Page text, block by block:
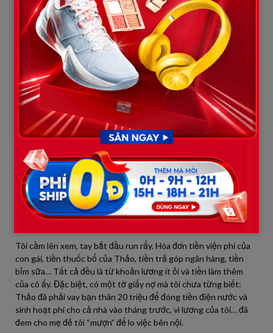
Vừa bước vào sân, thấy bố vợ đang ngồi tưới cây, tôi chẳng chào
hỏi lấy một câu mà gào lên: — “Bố xem lại con gái bố đi! Nó ích
kỷ, hẹp hòi đến mức em chồng đi đẻ cũng không thèm giúp một
xu. Giờ nó còn dám khóa két, coi thường cả lời nói của con!”
Bố vợ tôi chậm rãi đặt bình tưới nước xuống, ông không giận dữ
như tôi tưởng. Ông nhìn tôi bằng ánh mắt thất vọng cùng cực,
rồi ra hiệu cho tôi vào nhà. Trên bàn phòng khách, ông đẩy về
phía tôi một xấp hóa đơn và một cuốn sổ ghi chép nhỏ.
— “Anh xem đi, đây là những gì Thảo đã trả trong hai tháng qua.”
Tôi cầm lên xem, tay bắt đầu run rẩy. Hóa đơn tiền viện phí của
con gái, tiền thuốc bổ của Thảo, tiền trả góp ngân hàng, tiền
bỉm sữa… Tất cả đều là từ khoản lương ít ỏi và tiền làm thêm
của cô ấy. Đặc biệt, có một tờ giấy nợ mà tôi chưa từng biết:
Thảo đã phải vay bạn thân 20 triệu để đóng tiền điện nước và
sinh hoạt phí cho cả nhà vào tháng trước, vì lương của tôi… đã
đem cho mẹ đẻ tôi “mượn” để lo việc bên nội.